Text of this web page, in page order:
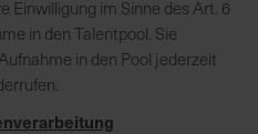
Einwilligung im Sinne des Art. 6
in den Talentpool. Sie
in den Pool jederzeit